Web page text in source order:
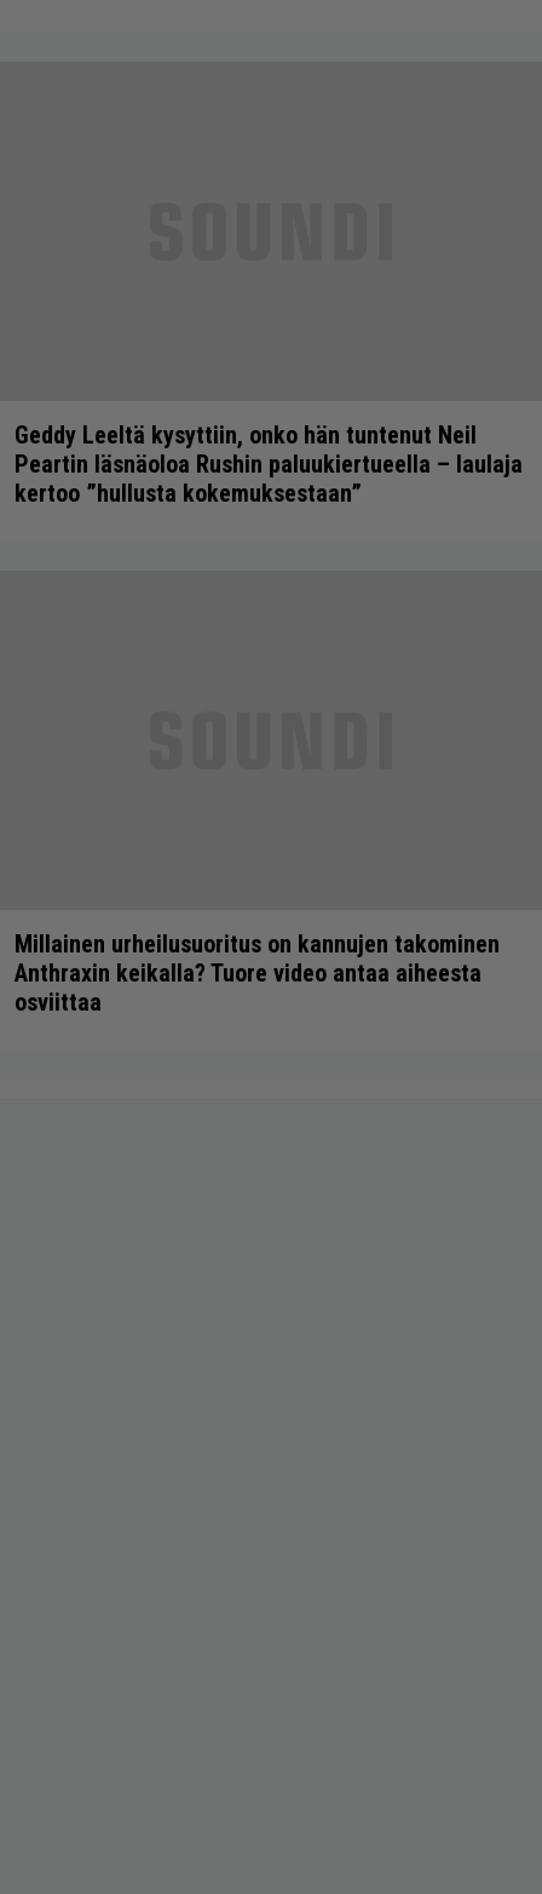
Geddy Leeltä kysyttiin, onko hän tuntenut Neil
Peartin läsnäoloa Rushin paluukiertueella – laulaja
kertoo ”hullusta kokemuksestaan”
Millainen urheilusuoritus on kannujen takominen
Anthraxin keikalla? Tuore video antaa aiheesta
osviittaa